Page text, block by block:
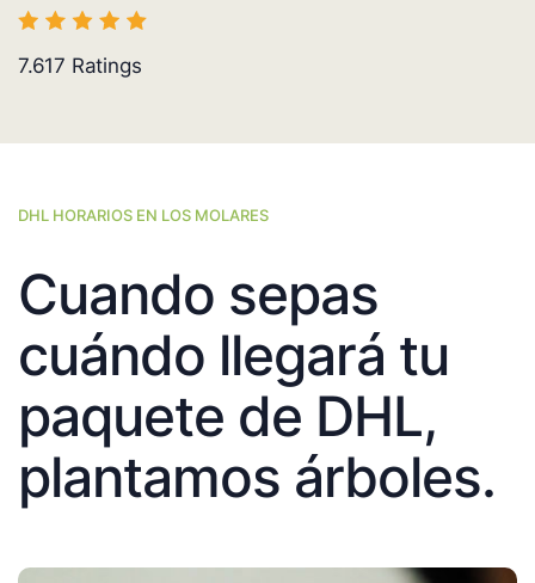
7.617 Ratings
DHL HORARIOS EN LOS MOLARES
Cuando sepas
cuándo llegará tu
paquete de DHL,
plantamos árboles.